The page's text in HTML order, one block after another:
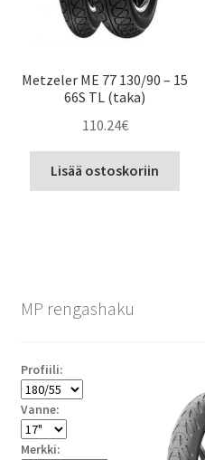
Metzeler ME 77 130/90 – 15
66S TL (taka)
110.24€
Lisää ostoskoriin
MP rengashaku
Profiili:
Vanne:
Merkki: